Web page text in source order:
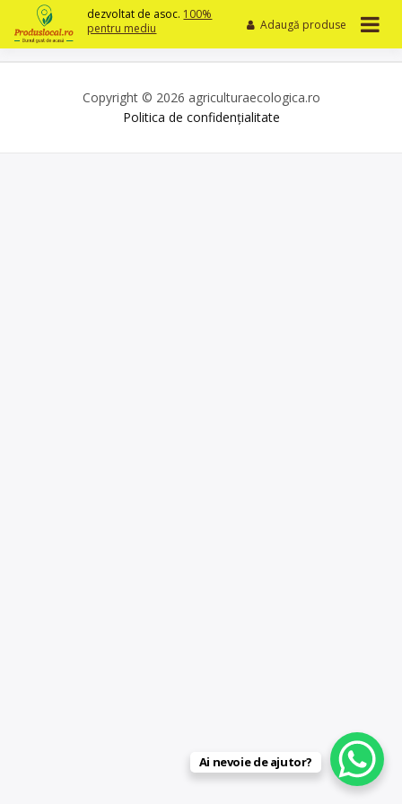
content
dezvoltat de asoc. 100%
pentru mediu
Adaugă produse
Copyright © 2026 agriculturaecologica.ro
Politica de confidențialitate
Ai nevoie de ajutor?